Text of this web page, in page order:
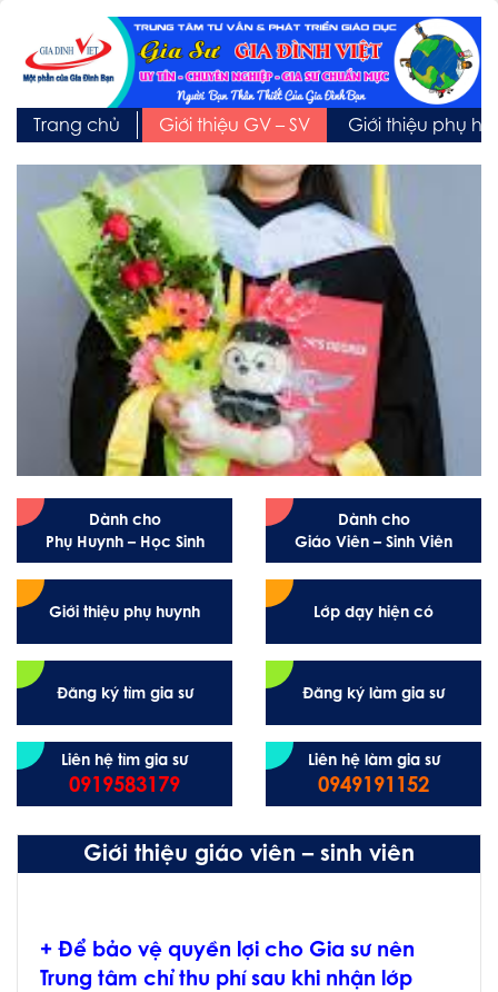
Trang chủ Giới thiệu GV – SV Giới thiệu phụ
Dành cho
Phụ Huynh – Học Sinh
Giới thiệu phụ huynh
Đăng ký tìm gia sư
Liên hệ tìm gia sư
0919583179
Dành cho
Giáo Viên – Sinh Viên
Lớp dạy hiện có
Đăng ký làm gia sư
Liên hệ làm gia sư
0949191152
Giới thiệu giáo viên – sinh viên
+ Để bảo vệ quyền lợi cho Gia sư nên
Trung tâm chỉ thu phí sau khi nhận lớp